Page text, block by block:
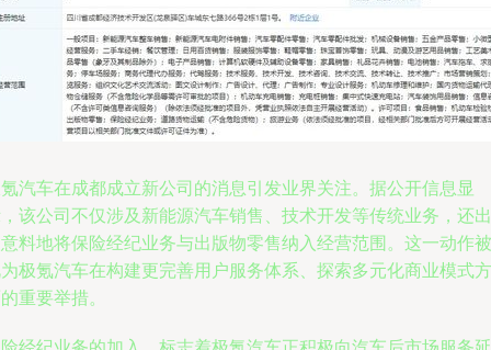
汽车在成都成立新公司的消息引发业界关注。据公开信息显
该公司不仅涉及新能源汽车销售、技术开发等传统业务，还出
料地将保险经纪业务与出版物零售纳入经营范围。这一动作被
极氪汽车在构建更完善用户服务体系、探索多元化商业模式方
重要举措。